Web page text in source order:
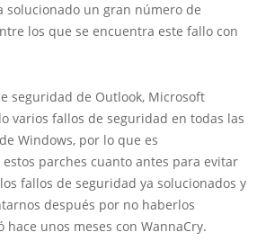
solucionado un gran número de
los que se encuentra este fallo con
seguridad de Outlook, Microsoft
varios fallos de seguridad en todas las
Windows, por lo que es
parches cuanto antes para evitar
fallos de seguridad ya solucionados y
después por no haberlos
unos meses con WannaCry.